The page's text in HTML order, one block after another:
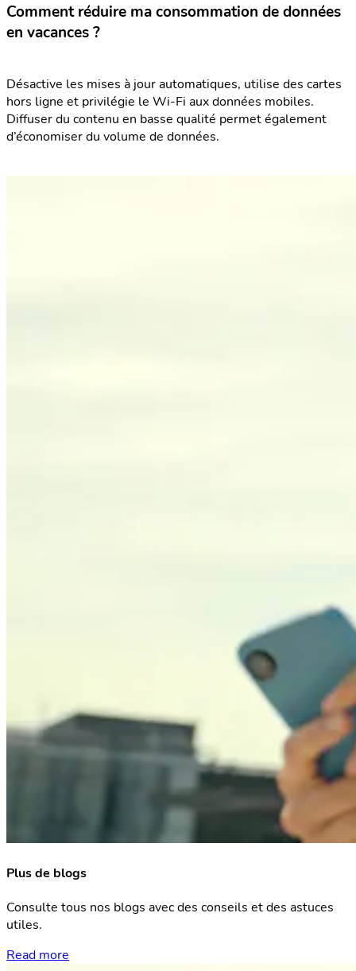
Comment réduire ma consommation de données
en vacances ?
Désactive les mises à jour automatiques, utilise des cartes
hors ligne et privilégie le Wi-Fi aux données mobiles.
Diffuser du contenu en basse qualité permet également
d’économiser du volume de données.
Plus de blogs
Consulte tous nos blogs avec des conseils et des astuces
utiles.
Read more